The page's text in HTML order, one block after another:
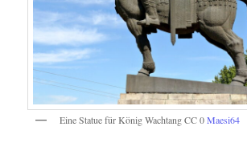
Eine Statue für König Wachtang CC 0Maesi64